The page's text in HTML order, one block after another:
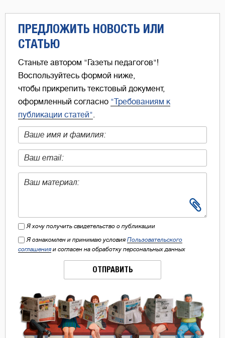
ПРЕДЛОЖИТЬ НОВОСТЬ ИЛИ
СТАТЬЮ
Станьте автором "Газеты педагогов"!
Воспользуйтесь формой ниже,
чтобы прикрепить текстовый документ,
оформленный согласно "Требованиям к
публикации статей".
Я хочу получить свидетельство о публикации
Я ознакомлен и принимаю условия Пользовательского
соглашения и согласен на обработку персональных данных
ОТПРАВИТЬ